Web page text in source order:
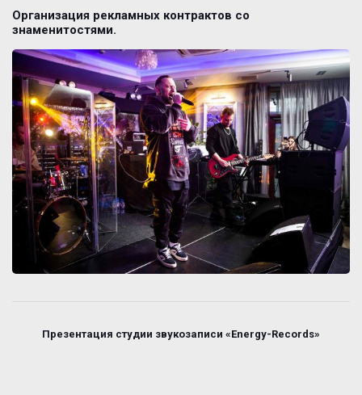
Организация рекламных контрактов со
знаменитостями.
Презентация студии звукозаписи «Energy-Records»